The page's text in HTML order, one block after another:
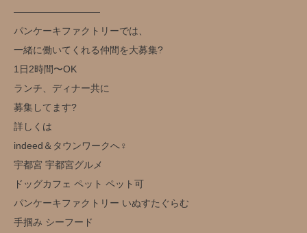
—————————
パンケーキファクトリーでは、
一緒に働いてくれる仲間を大募集?
1日2時間〜OK
ランチ、ディナー共に
募集してます?
詳しくは
indeed＆タウンワークへ‍♀️
宇都宮 宇都宮グルメ
ドッグカフェ ペット ペット可
パンケーキファクトリー いぬすたぐらむ
手掴み シーフード